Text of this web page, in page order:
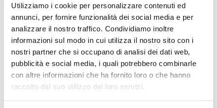
Utilizziamo i cookie per personalizzare contenuti ed
annunci, per fornire funzionalità dei social media e per
analizzare il nostro traffico. Condividiamo inoltre
informazioni sul modo in cui utilizza il nostro sito con i
nostri partner che si occupano di analisi dei dati web,
pubblicità e social media, i quali potrebbero combinarle
con altre informazioni che ha fornito loro o che hanno
raccolto dal suo utilizzo dei loro servizi.